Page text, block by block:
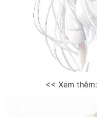
<< Xem thêm: